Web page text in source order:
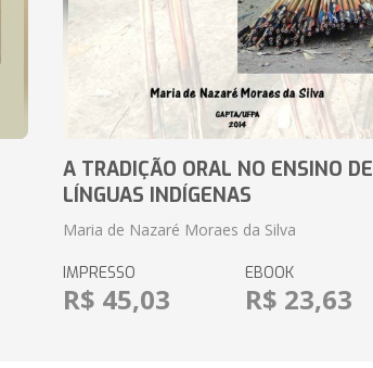
A TRADIÇÃO ORAL NO ENSINO DE
LÍNGUAS INDÍGENAS
Maria de Nazaré Moraes da Silva
IMPRESSO
R$ 45,03
EBOOK
R$ 23,63